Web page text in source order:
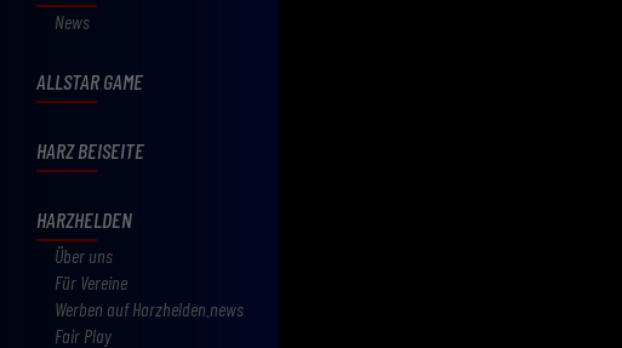
News
ALLSTAR GAME
HARZ BEISEITE
HARZHELDEN
Über uns
Für Vereine
Werben auf Harzhelden.news
Fair Play